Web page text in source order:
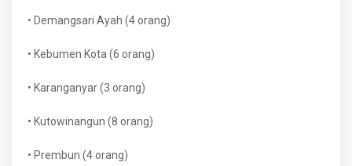
• Demangsari Ayah (4 orang)
• Kebumen Kota (6 orang)
• Karanganyar (3 orang)
• Kutowinangun (8 orang)
• Prembun (4 orang)